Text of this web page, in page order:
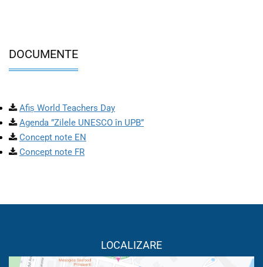
DOCUMENTE
Afiș World Teachers Day
Agenda ”Zilele UNESCO în UPB”
Concept note EN
Concept note FR
LOCALIZARE